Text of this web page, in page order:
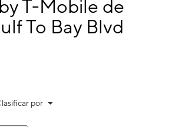
Blvd Spc 46B Clearwater, FL 33759
T-Mobile de
To Bay Blvd
por